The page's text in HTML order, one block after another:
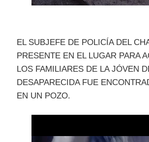
EL SUBJEFE DE POLICÍA DEL
PRESENTE EN EL LUGAR PARA
LOS FAMILIARES DE LA JÓVEN
DESAPARECIDA FUE
EN UN POZO.